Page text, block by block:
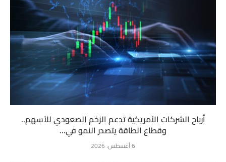
أرباح الشركات الأمريكية تدعم الزخم الصعودي للأسهم..
وقطاع الطاقة يتصدر النمو في...
6 أغسطس، 2026